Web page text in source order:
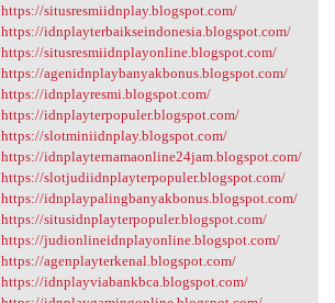
https://situsresmiidnplay.blogspot.com/
https://idnplayterbaikseindonesia.blogspot.com/
https://situsresmiidnplayonline.blogspot.com/
https://agenidnplaybanyakbonus.blogspot.com/
https://idnplayresmi.blogspot.com/
https://idnplayterpopuler.blogspot.com/
https://slotminiidnplay.blogspot.com/
https://idnplayternamaonline24jam.blogspot.com/
https://slotjudiidnplayterpopuler.blogspot.com/
https://idnplaypalingbanyakbonus.blogspot.com/
https://situsidnplayterpopuler.blogspot.com/
https://judionlineidnplayonline.blogspot.com/
https://agenplayterkenal.blogspot.com/
https://idnplayviabankbca.blogspot.com/